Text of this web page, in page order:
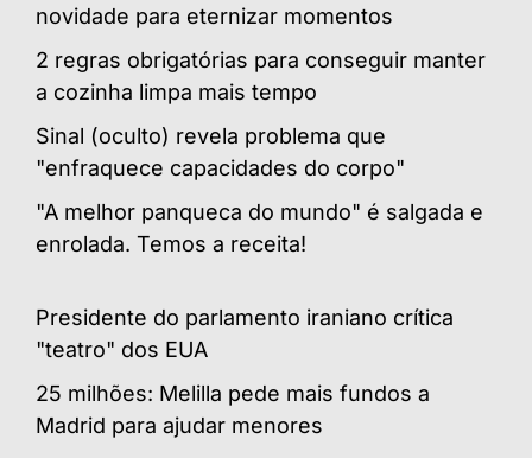
novidade para eternizar momentos
2 regras obrigatórias para conseguir manter
a cozinha limpa mais tempo
Sinal (oculto) revela problema que
"enfraquece capacidades do corpo"
"A melhor panqueca do mundo" é salgada e
enrolada. Temos a receita!
Presidente do parlamento iraniano crítica
"teatro" dos EUA
25 milhões: Melilla pede mais fundos a
Madrid para ajudar menores